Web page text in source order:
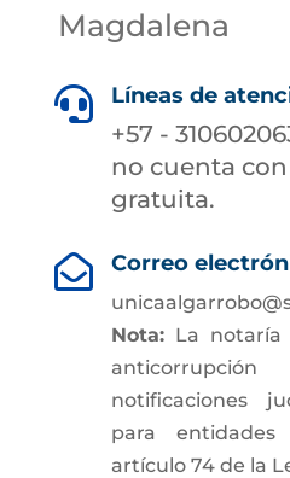
Magdalena
 Líneas de
+57 -
no cuenta
gratuita.
 Correo
Nota:La notaría
notificaciones
para
artículo 74 de la